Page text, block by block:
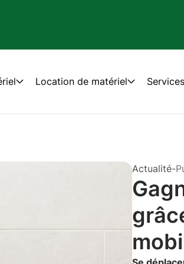
Location de matériel
Actualité-